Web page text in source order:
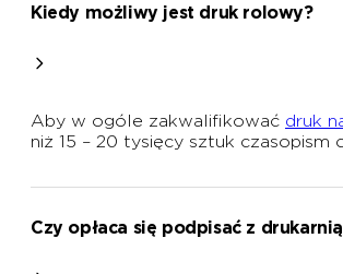
Kiedy możliwy jest druk rolowy?
Aby w ogóle zakwalifikować druk
niż 15 – 20 tysięcy sztuk
Czy opłaca się podpisać z